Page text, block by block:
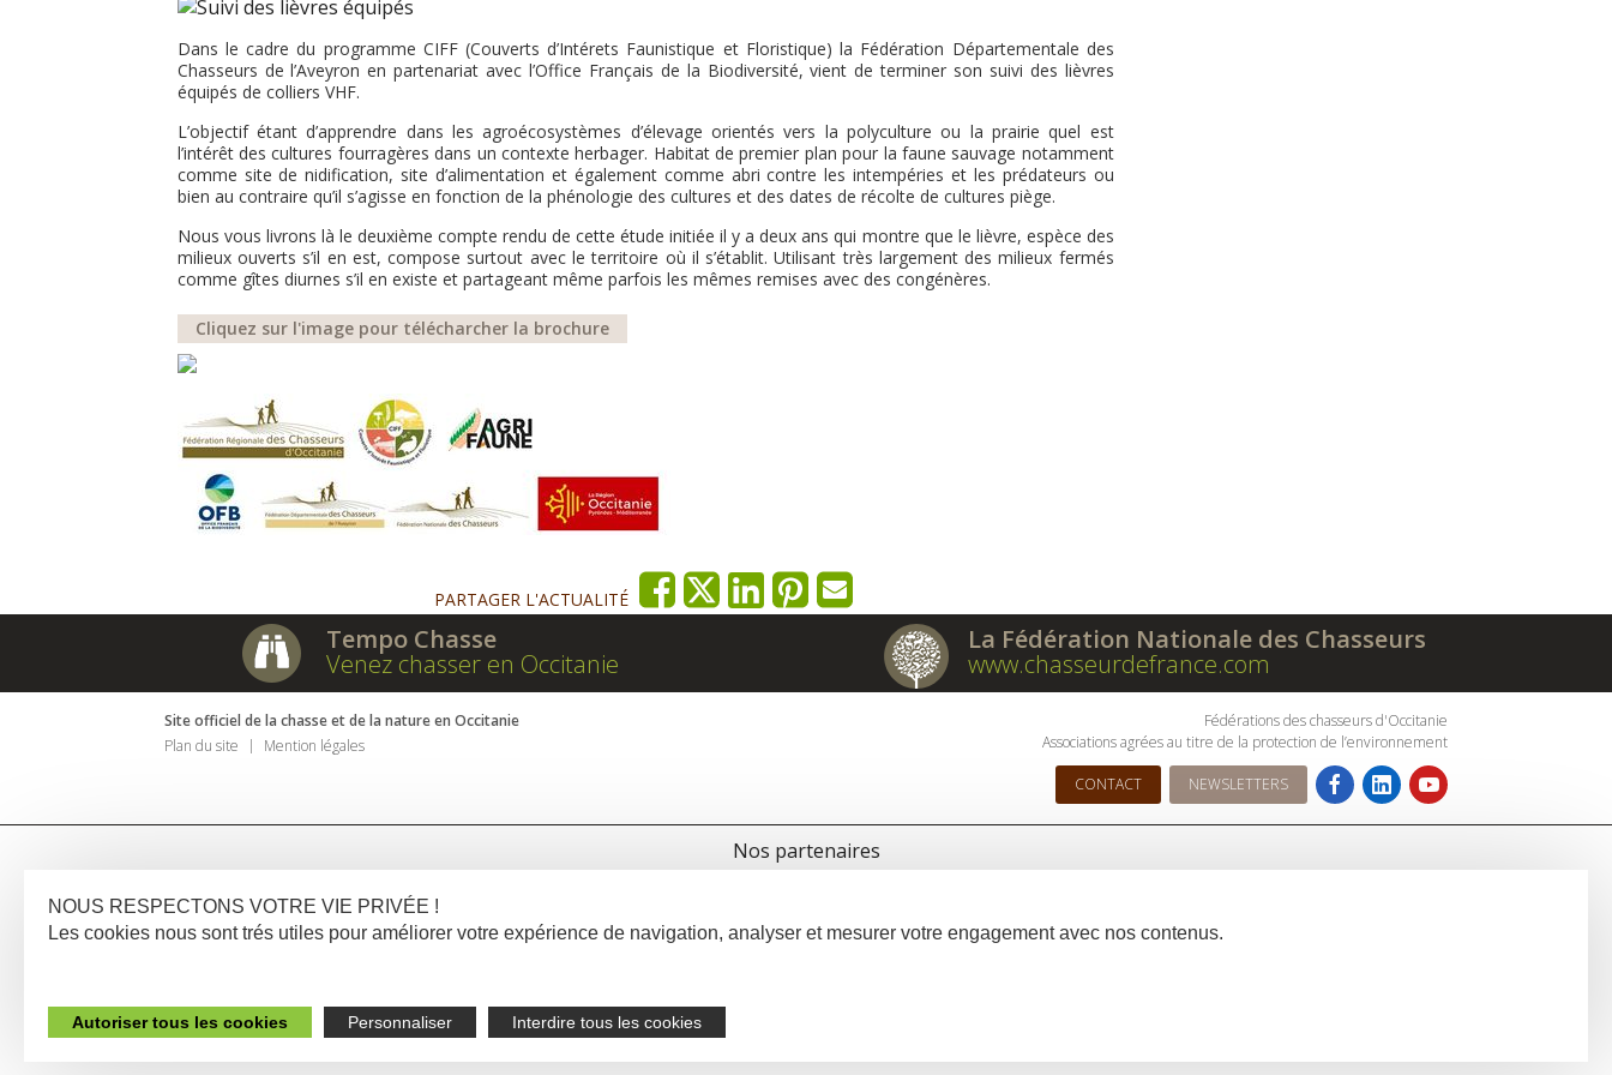
Dans le cadre du programme CIFF (Couverts d’Intérets Faunistique et Floristique) la Fédération Départementale des
Chasseurs de l’Aveyron en partenariat avec l’Office Français de la Biodiversité, vient de terminer son suivi des lièvres
équipés de colliers VHF.
L’objectif étant d’apprendre dans les agroécosystèmes d’élevage orientés vers la polyculture ou la prairie quel est
l’intérêt des cultures fourragères dans un contexte herbager. Habitat de premier plan pour la faune sauvage notamment
comme site de nidification, site d’alimentation et également comme abri contre les intempéries et les prédateurs ou
bien au contraire qu’il s’agisse en fonction de la phénologie des cultures et des dates de récolte de cultures piège.
Nous vous livrons là le deuxième compte rendu de cette étude initiée il y a deux ans qui montre que le lièvre, espèce des
milieux ouverts s’il en est, compose surtout avec le territoire où il s’établit. Utilisant très largement des milieux fermés
comme gîtes diurnes s’il en existe et partageant même parfois les mêmes remises avec des congénères.
Cliquez sur l'image pour télécharcher la brochure
PARTAGER L'ACTUALITÉ
Tempo Chasse
Venez chasser en Occitanie
La Fédération Nationale des Chasseurs
www.chasseurdefrance.com
Site officiel de la chasse et de la nature en Occitanie
Plan du site
Mention légales
Fédérations des chasseurs d'Occitanie
Associations agrées au titre de la protection de l’environnement
CONTACT NEWSLETTERS
Nos partenaires
NOUS RESPECTONS VOTRE VIE PRIVÉE !
Les cookies nous sont trés utiles pour améliorer votre expérience de navigation, analyser et mesurer votre engagement avec nos contenus.
Autoriser tous les cookies Personnaliser Interdire tous les cookies